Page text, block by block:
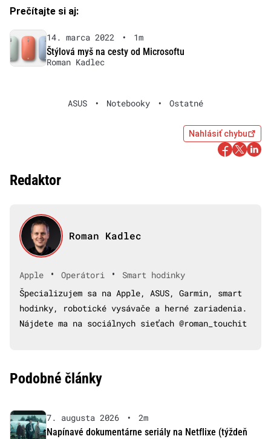
Prečítajte si aj:
14. marca 2022 •
1m
Štýlová myš na cesty od Microsoftu
Roman Kadlec
ASUS • Notebooky • Ostatné
Nahlásiť chybu
Redaktor
Roman Kadlec
Apple • Operátori •
Smart hodinky
Špecializujem sa na Apple, ASUS, Garmin, smart
hodinky, robotické vysávače a herné zariadenia.
Nájdete ma na sociálnych sieťach @roman_touchit
Podobné články
7. augusta 2026 •
2m
Napínavé dokumentárne seriály na Netflixe (týždeň